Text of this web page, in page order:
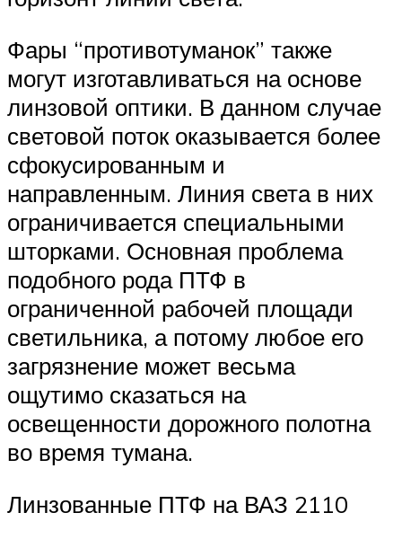
Фары “противотуманок” также
могут изготавливаться на основе
линзовой оптики. В данном случае
световой поток оказывается более
сфокусированным и
направленным. Линия света в них
ограничивается специальными
шторками. Основная проблема
подобного рода ПТФ в
ограниченной рабочей площади
светильника, а потому любое его
загрязнение может весьма
ощутимо сказаться на
освещенности дорожного полотна
во время тумана.
Линзованные ПТФ на ВАЗ 2110